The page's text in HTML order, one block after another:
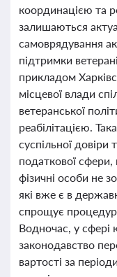
координацією та
залишаються
самоврядування
підтримки
прикладом
місцевої влади
ветеранської
реабілітацією.
суспільної
податкової
фізичні особи не
які вже є в
спрощує
Водночас, у сфері
законодавство
вартості за